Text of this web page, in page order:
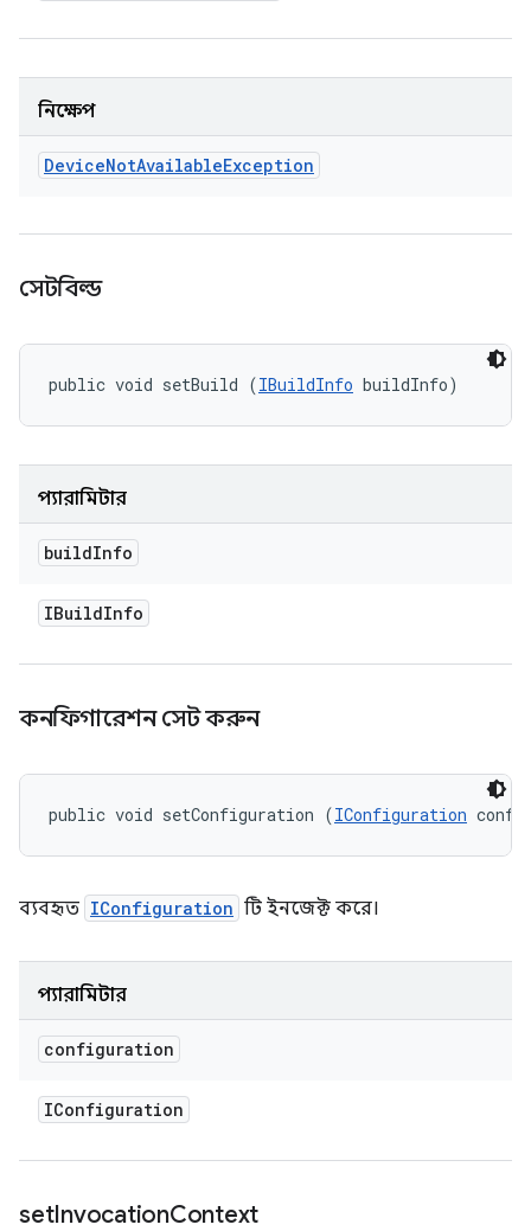
নিক্ষেপ
DeviceNotAvailableException
সেটবিল্ড
public void setBuild (IBuildInfo buildInfo)
প্যারামিটার
buildInfo
IBuildInfo
কনফিগারেশন সেট করুন
public void setConfiguration (IConfiguration
ব্যবহৃত IConfiguration টি ইনজেক্ট করে।
প্যারামিটার
configuration
IConfiguration
setInvocationContext